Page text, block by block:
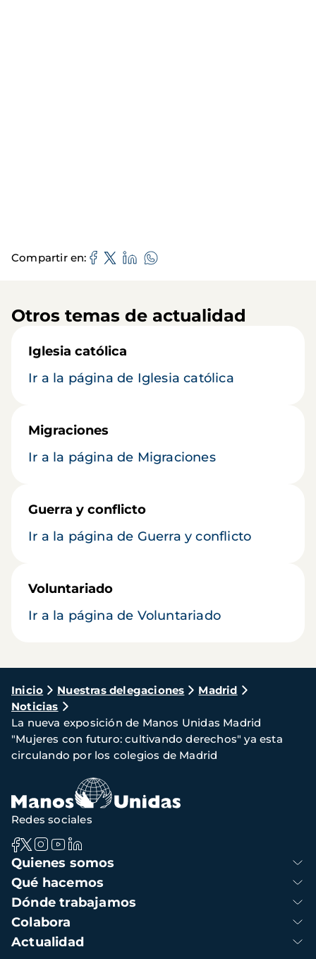
Compartir en
Otros temas de actualidad
Iglesia católica
Ir a la página de Iglesia católica
Migraciones
Ir a la página de Migraciones
Guerra y conflicto
Ir a la página de Guerra y conflicto
Voluntariado
Ir a la página de Voluntariado
Ruta
de
navegación
Inicio Nuestras delegaciones
Madrid
Noticias
La nueva exposición de Manos Unidas Madrid
"Mujeres con futuro: cultivando derechos" ya esta
circulando por los colegios de Madrid
Navegación
principal
Quienes somos
Qué hacemos
Dónde trabajamos
Colabora
Actualidad
Redes sociales